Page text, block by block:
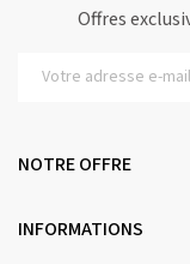
Offres
NOTRE OFFRE
INFORMATIONS